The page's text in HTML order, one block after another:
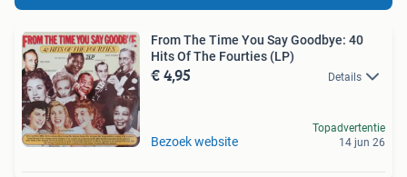
From The Time You Say Goodbye: 40
Hits Of The Fourties (LP)
€ 4,95 Details
Bezoek website
Topadvertentie
14 jun 26